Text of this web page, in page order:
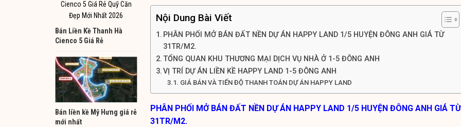
Nội Dung Bài Viết
PHÂN PHỐI MỞ BÁN ĐẤT NỀN DỰ ÁN HAPPY LAND 1/5 HUYỆN ĐÔNG ANH GIÁ TỪ
31TR/M2.
TỔNG QUAN KHU THƯƠNG MẠI DỊCH VỤ NHÀ Ở 1-5 ĐÔNG ANH
VỊ TRÍ DỰ ÁN LIỀN KỀ HAPPY LAND 1-5 ĐÔNG ANH
GIÁ BÁN VÀ TIẾN ĐỘ THANH TOÁN DỰ ÁN HAPPY LAND
PHÂN PHỐI MỞ BÁN ĐẤT NỀN DỰ ÁN HAPPY LAND 1/5 HUYỆN ĐÔNG ANH GIÁ TỪ
31TR/M2.
Bán Liền Kề Thanh Hà
Cienco 5 Giá Rẻ
Bán liền kề Mỹ Hưng giá rẻ
mới nhất